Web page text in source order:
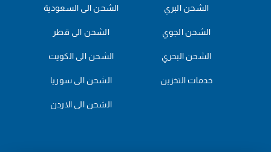
الشحن البري
الشحن الجوي
الشحن البحري
خدمات التخزين
الشحن الى السعودية
الشحن الى قطر
الشحن الى الكويت
الشحن الى سوريا
الشحن الى الاردن